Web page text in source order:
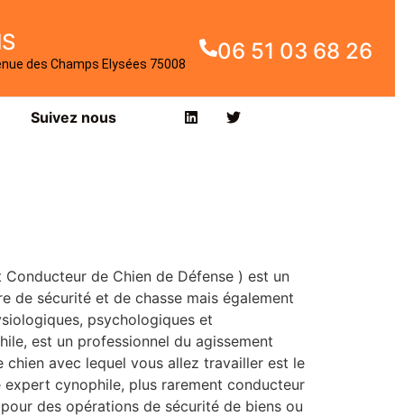
des Champs Elysées 75008 06 51 03 68 26
Suivez nous
de Chien de Défense ) est un
de sécurité et de chasse mais également
psychologiques et
est un professionnel du agissement
avec lequel vous allez travailler est le
cynophile, plus rarement conducteur
des opérations de sécurité de biens ou